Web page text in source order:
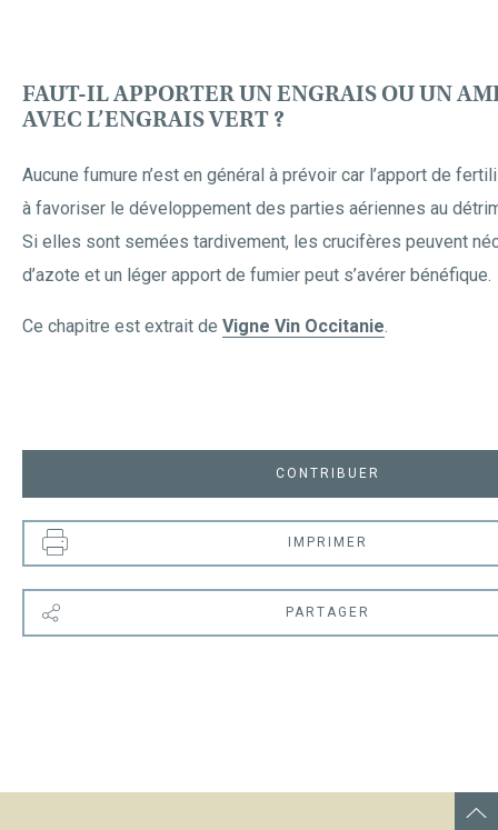
FAUT-IL APPORTER UN ENGRAIS OU UN
AVEC L’ENGRAIS VERT ?
Aucune fumure n’est en général à prévoir car l’apport de
à favoriser le développement des parties aériennes au
Si elles sont semées tardivement, les crucifères peuvent
d’azote et un léger apport de fumier peut s’avérer bénéfique.
Ce chapitre est extrait de Vigne Vin Occitanie.
CONTRIBUER
IMPRIMER
PARTAGER